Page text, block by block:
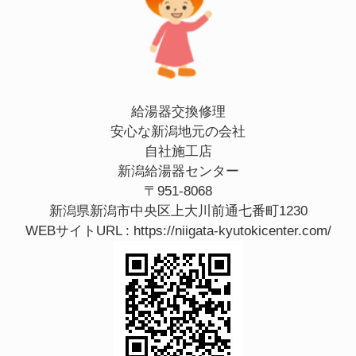
給湯器交換修理
安心な新潟地元の会社
自社施工店
新潟給湯器センター
〒951-8068
新潟県新潟市中央区上大川前通七番町1230
WEBサイトURL : https://niigata-kyutokicenter.com/